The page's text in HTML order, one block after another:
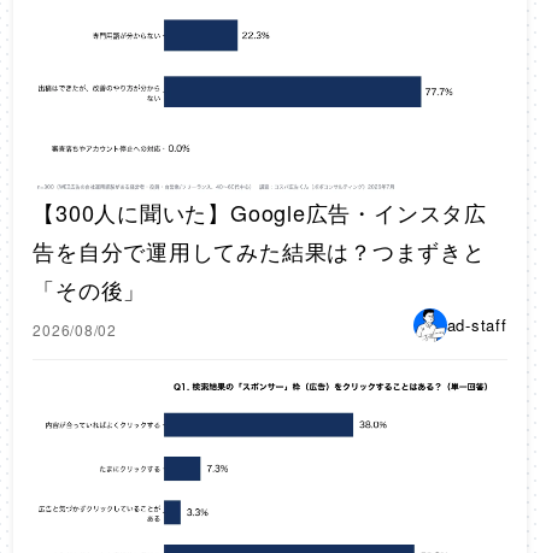
【300人に聞いた】Google広告・インスタ広
告を自分で運用してみた結果は？つまずきと
「その後」
2026/08/02 ad-staff